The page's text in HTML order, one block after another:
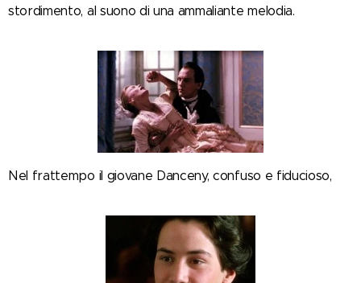
stordimento, al suono di una ammaliante melodia.
Nel frattempo il giovane Danceny, confuso e fiducioso,